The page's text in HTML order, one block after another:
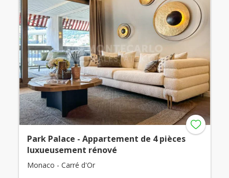
Park Palace - Appartement de 4 pièces
luxueusement rénové
Monaco - Carré d'Or